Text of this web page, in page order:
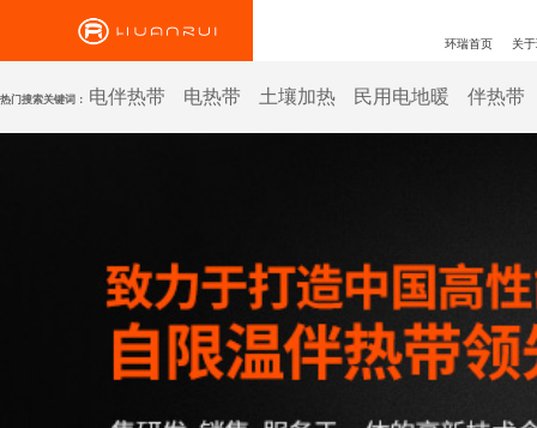
环瑞首页 关
热门搜索关键词： 电伴热带 电热带 土壤加热 民用电地暖 伴热带